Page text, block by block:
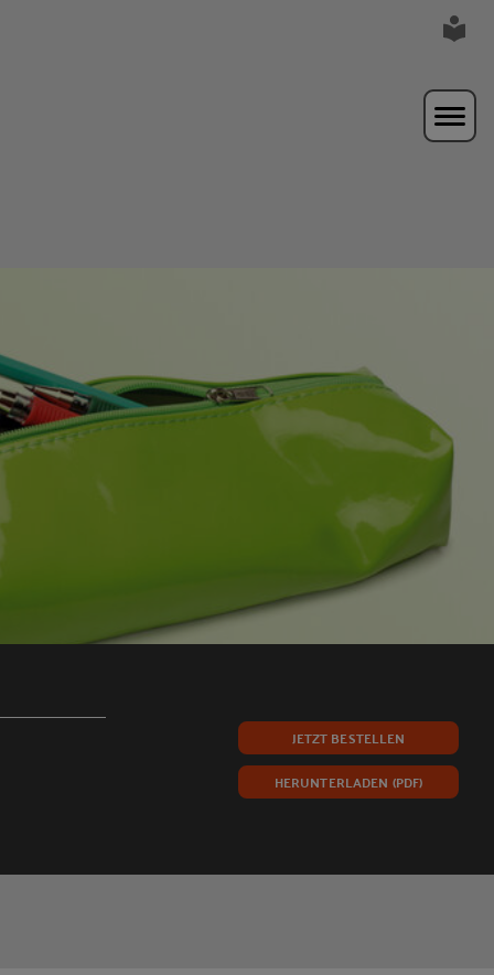
JETZT BESTELLEN
HERUNTERLADEN (PDF)